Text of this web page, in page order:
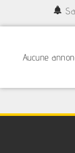
Aucune